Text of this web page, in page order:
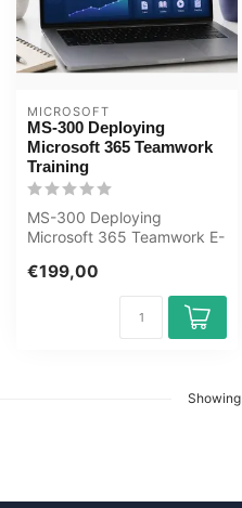
MICROSOFT
MS-300 Deploying
Microsoft 365 Teamwork
Training
MS-300 Deploying
Microsoft 365 Teamwork E-
teachers Q...
€199,00
Showing